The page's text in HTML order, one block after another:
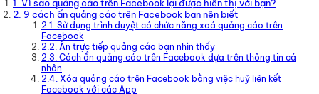
1. Vì sao quảng cáo trên Facebook lại được hiển thị với bạn?
2. 9 cách ẩn quảng cáo trên Facebook bạn nên biết
2.1. Sử dụng trình duyệt có chức năng xoá quảng cáo trên
Facebook
2.2. Ẩn trực tiếp quảng cáo bạn nhìn thấy
2.3. Cách ẩn quảng cáo trên Facebook dựa trên thông tin cá
nhân
2.4. Xóa quảng cáo trên Facebook bằng việc huỷ liên kết
Facebook với các App